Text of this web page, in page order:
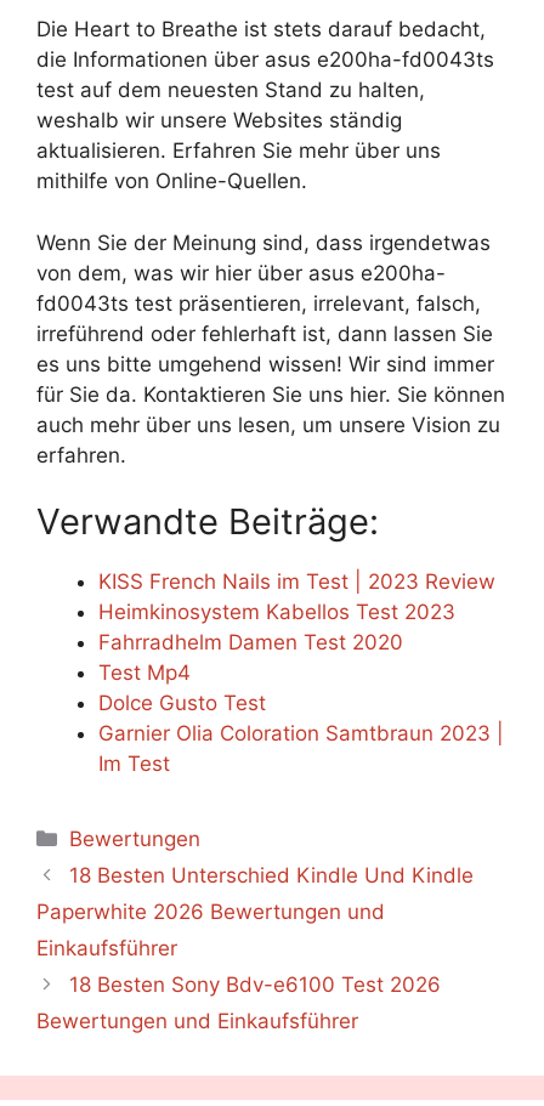
Die Heart to Breathe ist stets darauf bedacht,
die Informationen über asus e200ha-fd0043ts
test auf dem neuesten Stand zu halten,
weshalb wir unsere Websites ständig
aktualisieren. Erfahren Sie mehr über uns
mithilfe von Online-Quellen.
Wenn Sie der Meinung sind, dass irgendetwas
von dem, was wir hier über asus e200ha-
fd0043ts test präsentieren, irrelevant, falsch,
irreführend oder fehlerhaft ist, dann lassen Sie
es uns bitte umgehend wissen! Wir sind immer
für Sie da. Kontaktieren Sie uns hier. Sie können
auch mehr über uns lesen, um unsere Vision zu
erfahren.
Verwandte Beiträge:
KISS French Nails im Test | 2023 Review
Heimkinosystem Kabellos Test 2023
Fahrradhelm Damen Test 2020
Test Mp4
Dolce Gusto Test
Garnier Olia Coloration Samtbraun 2023 |
Im Test
Categories
Bewertungen
18 Besten Unterschied Kindle Und Kindle
Paperwhite 2026 Bewertungen und
Einkaufsführer
18 Besten Sony Bdv-e6100 Test 2026
Bewertungen und Einkaufsführer